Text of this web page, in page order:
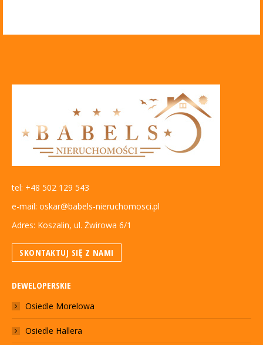
tel: +48 502 129 543
e-mail: oskar@babels-nieruchomosci.pl
Adres: Koszalin, ul. Żwirowa 6/1
SKONTAKTUJ SIĘ Z NAMI
DEWELOPERSKIE
Osiedle Morelowa
Osiedle Hallera